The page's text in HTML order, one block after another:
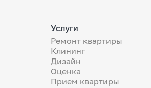
Услуги
Ремонт квартиры
Клининг
Дизайн
Оценка
Прием квартиры